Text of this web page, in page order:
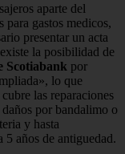
aparte del
para gastos medicos,
presentar un acta
la posibilidad de
Scotiabank por
lo que
las reparaciones
por bandalimo o
y hasta
5 años de antiguedad.